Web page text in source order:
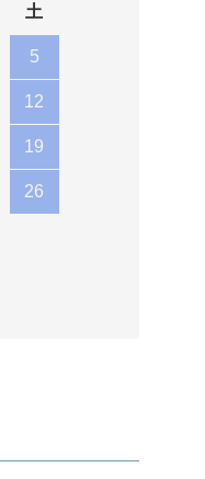
土
5
12
19
26